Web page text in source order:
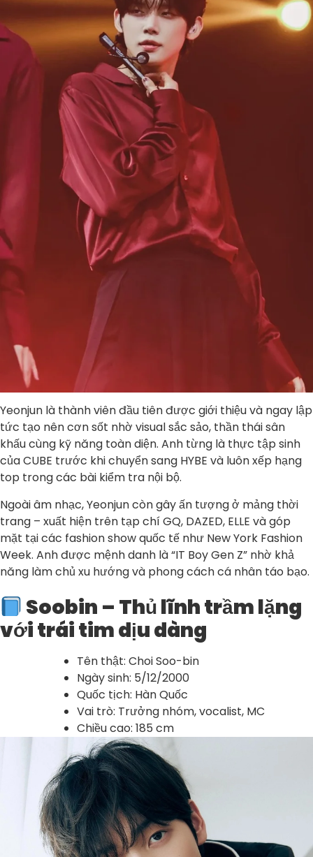
Yeonjun là thành viên đầu tiên được giới thiệu và ngay lập
tức tạo nên cơn sốt nhờ visual sắc sảo, thần thái sân
khấu cùng kỹ năng toàn diện. Anh từng là thực tập sinh
của CUBE trước khi chuyển sang HYBE và luôn xếp hạng
top trong các bài kiểm tra nội bộ.
Ngoài âm nhạc, Yeonjun còn gây ấn tượng ở mảng thời
trang – xuất hiện trên tạp chí GQ, DAZED, ELLE và góp
mặt tại các fashion show quốc tế như New York Fashion
Week. Anh được mệnh danh là “IT Boy Gen Z” nhờ khả
năng làm chủ xu hướng và phong cách cá nhân táo bạo.
Soobin – Thủ lĩnh trầm lặng
với trái tim dịu dàng
Tên thật: Choi Soo-bin
Ngày sinh: 5/12/2000
Quốc tịch: Hàn Quốc
Vai trò: Trưởng nhóm, vocalist, MC
Chiều cao: 185 cm